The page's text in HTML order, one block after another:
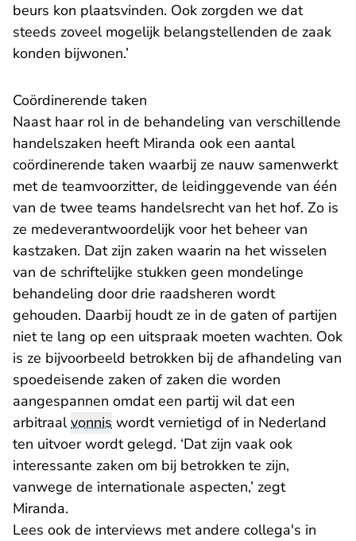
beurs kon plaatsvinden. Ook zorgden we dat
steeds zoveel mogelijk belangstellenden de zaak
konden bijwonen.’
Coördinerende taken
Naast haar rol in de behandeling van verschillende
handelszaken heeft Miranda ook een aantal
coördinerende taken waarbij ze nauw samenwerkt
met de teamvoorzitter, de leidinggevende van één
van de twee teams handelsrecht van het hof. Zo is
ze medeverantwoordelijk voor het beheer van
kastzaken. Dat zijn zaken waarin na het wisselen
van de schriftelijke stukken geen mondelinge
behandeling door drie raadsheren wordt
gehouden. Daarbij houdt ze in de gaten of partijen
niet te lang op een uitspraak moeten wachten. Ook
is ze bijvoorbeeld betrokken bij de afhandeling van
spoedeisende zaken of zaken die worden
aangespannen omdat een partij wil dat een
arbitraalvonnis wordt vernietigd of in Nederland
ten uitvoer wordt gelegd. ‘Dat zijn vaak ook
interessante zaken om bij betrokken te zijn,
vanwege de internationale aspecten,’ zegt
Miranda.
Lees ook de interviews met andere collega's in